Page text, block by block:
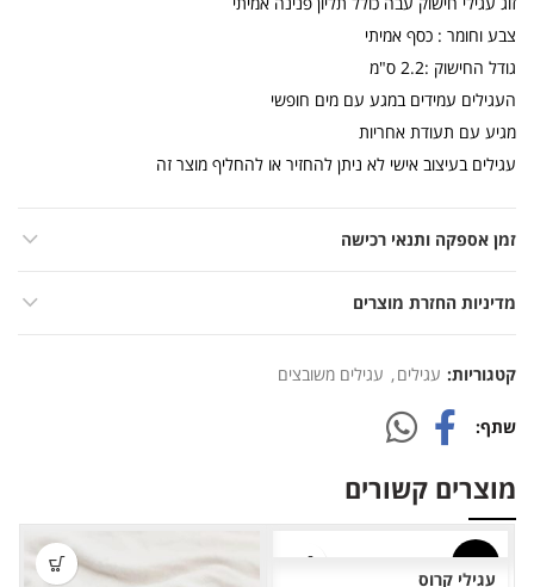
צבע וחומר : כסף אמיתי
גודל החישוק :2.2 ס"מ
העגילים עמידים במגע עם מים חופשי
מגיע עם תעודת אחריות
עגילים בעיצוב אישי לא ניתן להחזיר או להחליף מוצר זה
זמן אספקה ותנאי רכישה
מדיניות החזרת מוצרים
קטגוריות: עגילים, עגילים משובצים
שתף
מוצרים קשורים
עגילי קרוס